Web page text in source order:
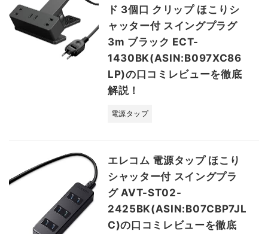
ド 3個口 クリップ ほこりシ
ャッター付 スイングプラグ
3m ブラック ECT-
1430BK(ASIN:B097XC86
LP)の口コミレビューを徹底
解説！
電源タップ
エレコム 電源タップ ほこり
シャッター付 スイングプラ
グ AVT-ST02-
2425BK(ASIN:B07CBP7JL
C)の口コミレビューを徹底